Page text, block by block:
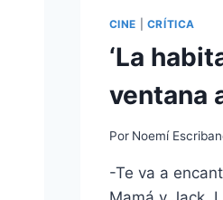
CINE CRÍTICA
‘La
ventana
Por Noemí
-Te va a